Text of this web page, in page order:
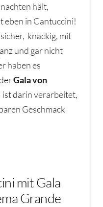
hält,
eben in Cantuccini!
knackig, mit
und gar nicht
haben es
Gala von
ist darin verarbeitet,
Geschmack
mit Gala
Grande